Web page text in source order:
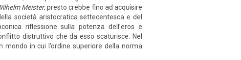
Meister, presto crebbe fino ad acquisire
società aristocratica settecentesca e del
riflessione sulla potenza dell’eros e
distruttivo che da esso scaturisce. Nel
in cui l’ordine superiore della norma